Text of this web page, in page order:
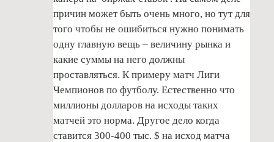
причин может быть очень много, но тут для
того чтобы не ошибиться нужно понимать
одну главную вещь – величину рынка и
какие суммы на него должны
проставляться. К примеру матч Лиги
Чемпионов по футболу. Естественно что
миллионы долларов на исходы таких
матчей это норма. Другое дело когда
ставится 300-400 тыс. $ на исход матча